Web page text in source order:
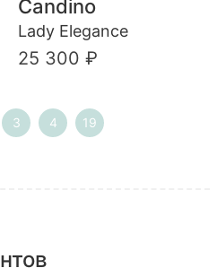
Candino
Lady Elegance
25 300 ₽
3 4 19